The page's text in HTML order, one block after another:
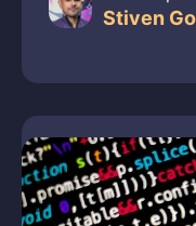
Stiven